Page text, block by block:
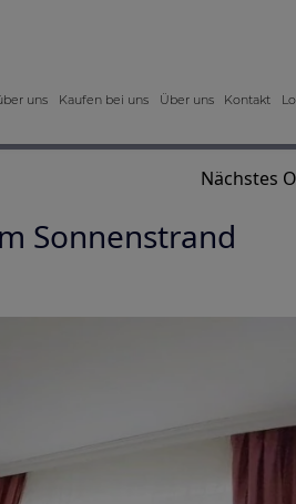
uns Kaufen bei uns Über uns Kontakt
Nächstes
Sonnenstrand